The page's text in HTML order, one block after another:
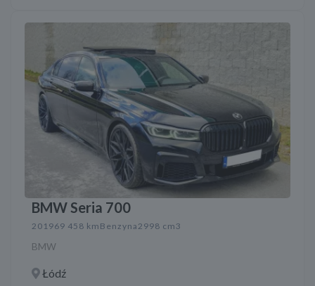
BMW Seria 700
201969 458 km Benzyna2998 cm3
BMW
Łódź